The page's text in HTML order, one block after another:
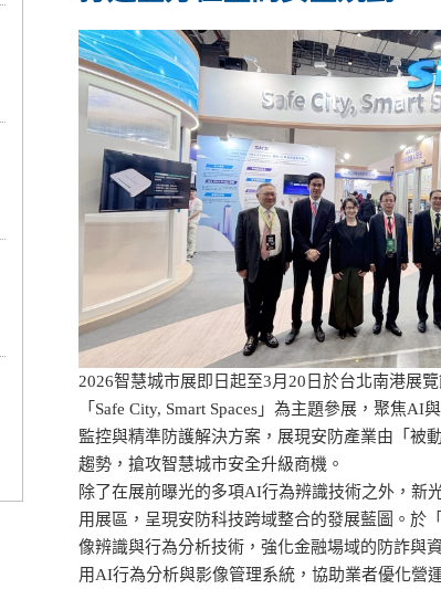
2026智慧城市展即日起至3月20日於台北南港展
「Safe City, Smart Spaces」為主題參展，聚焦
監控與精準防護解決方案，展現安防產業由「被
趨勢，搶攻智慧城市安全升級商機。
除了在展前曝光的多項AI行為辨識技術之外，新
用展區，呈現安防科技跨域整合的發展藍圖。於
像辨識與行為分析技術，強化金融場域的防詐與
用AI行為分析與影像管理系統，協助業者優化營